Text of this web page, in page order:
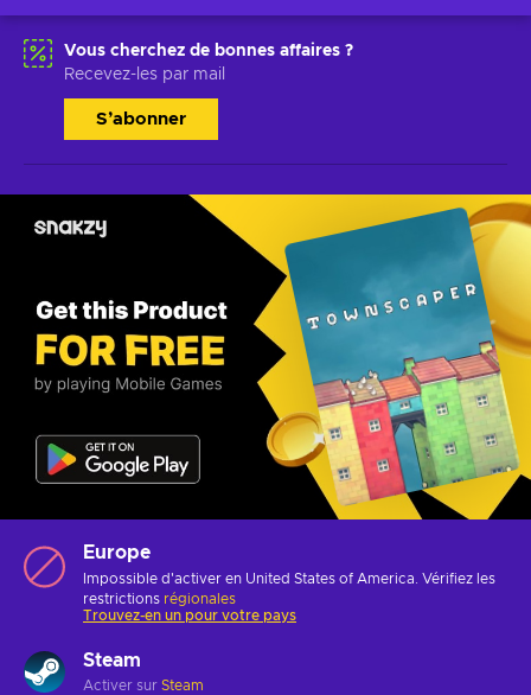
Vous cherchez de bonnes affaires ?
Recevez-les par mail
S’abonner
Europe
Impossible d'activer en United States of America. Vérifiez les
restrictions régionales
Trouvez-en un pour votre pays
Steam
Activer sur Steam